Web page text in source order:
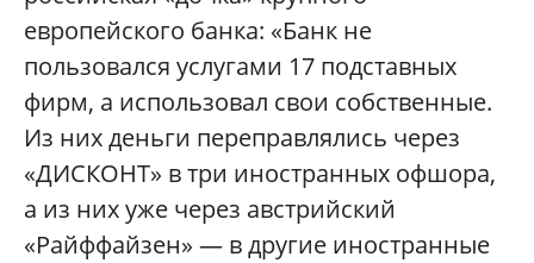
европейского банка: «Банк не
пользовался услугами 17 подставных
фирм, а использовал свои собственные.
Из них деньги переправлялись через
«ДИСКОНТ» в три иностранных офшора,
а из них уже через австрийский
«Райффайзен» — в другие иностранные